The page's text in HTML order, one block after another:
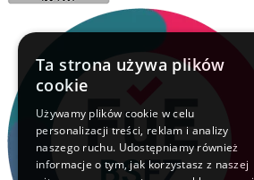
Ta strona używa plików
cookie
Używamy plików cookie w celu
personalizacji treści, reklam i analizy
naszego ruchu. Udostępniamy również
informacje o tym, jak korzystasz z naszej